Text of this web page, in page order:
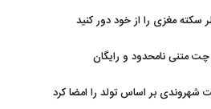
شهروندی بر اساس تولد را امضا کرد